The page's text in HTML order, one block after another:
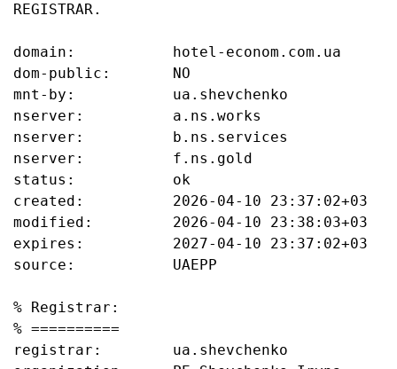
REGISTRAR.
domain:           hotel-econom.com.ua
dom-public:       NO
mnt-by:           ua.shevchenko
nserver:          a.ns.works
nserver:          b.ns.services
nserver:          f.ns.gold
status:           ok
created:          2026-04-10 23:37:02+03
modified:         2026-04-10 23:38:03+03
expires:          2027-04-10 23:37:02+03
source:           UAEPP
% Registrar:
% ==========
registrar:        ua.shevchenko